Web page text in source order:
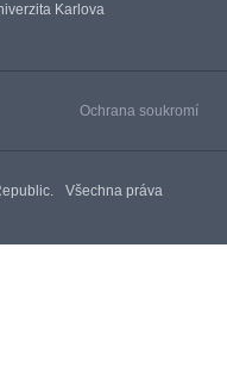
Karlova
Ochrana soukromí
Všechna práva